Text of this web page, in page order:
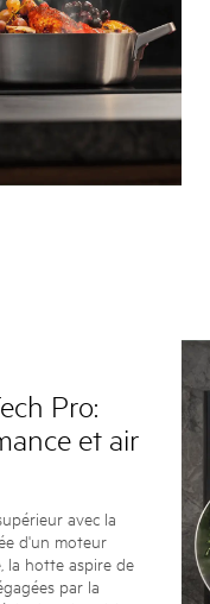
Pro:
et air
avec la
d'un moteur
la hotte aspire de
par la